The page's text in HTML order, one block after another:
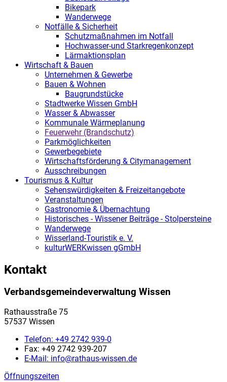
Bikepark
Wanderwege
Notfälle & Sicherheit
Schutzmaßnahmen im Notfall
Hochwasser-und Starkregenkonzept
Lärmaktionsplan
Wirtschaft & Bauen
Unternehmen & Gewerbe
Bauen & Wohnen
Baugrundstücke
Stadtwerke Wissen GmbH
Wasser & Abwasser
Kommunale Wärmeplanung
Feuerwehr (Brandschutz)
Parkmöglichkeiten
Gewerbegebiete
Wirtschaftsförderung & Citymanagement
Ausschreibungen
Tourismus & Kultur
Sehenswürdigkeiten & Freizeitangebote
Veranstaltungen
Gastronomie & Übernachtung
Historisches - Wissener Beiträge - Stolpersteine
Wanderwege
Wisserland-Touristik e. V.
kulturWERKwissen gGmbH
Kontakt
Verbandsgemeindeverwaltung Wissen
Rathausstraße 75
57537 Wissen
Telefon: +49 2742 939-0
Fax: +49 2742 939-207
E-Mail: info@rathaus-wissen.de
Öffnungszeiten